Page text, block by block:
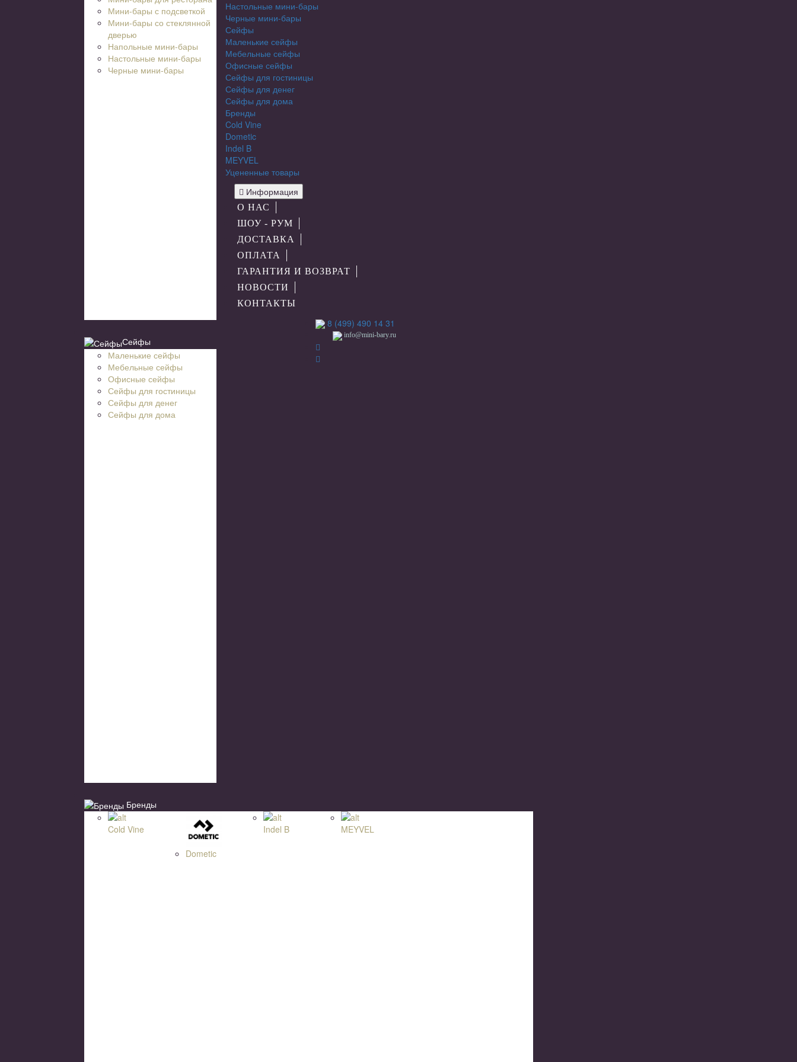
Мини-бары с подсветкой
Мини-бары со стеклянной
дверью
Напольные мини-бары
Настольные мини-бары
Черные мини-бары
Сейфы
Маленькие сейфы
Мебельные сейфы
Офисные сейфы
Сейфы для гостиницы
Сейфы для денег
Сейфы для дома
Бренды
Cold Vine
Dometic
Indel B MEYVEL
Настольные мини-бары
Черные мини-бары
Сейфы
Маленькие сейфы
Мебельные сейфы
Офисные сейфы
Сейфы для гостиницы
Сейфы для денег
Сейфы для дома
Бренды
Cold Vine
Dometic
Indel B
MEYVEL
Уцененные товары
Информация
О НАС
ШОУ - РУМ
ДОСТАВКА
ОПЛАТА
ГАРАНТИЯ И ВОЗВРАТ
НОВОСТИ
КОНТАКТЫ
8 (499) 490 14 31
info@mini-bary.ru